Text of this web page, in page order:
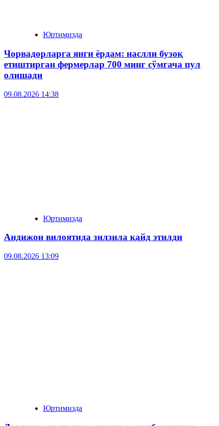
Юртимизда
Чорвадорларга янги ёрдам: наслли бузоқ
етиштирган фермерлар 700 минг сўмгача пул
олишади
09.08.2026 14:38
Юртимизда
Андижон вилоятида зилзила қайд этилди
09.08.2026 13:09
Юртимизда